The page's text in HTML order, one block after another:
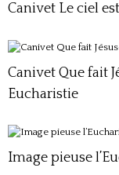
Canivet Le ciel
Canivet Que fait
Eucharistie
Image pieuse